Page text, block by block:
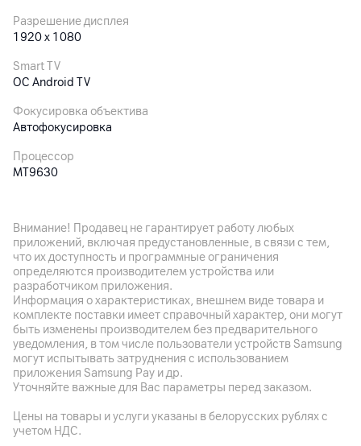
Разрешение дисплея
1920 x 1080
Smart TV
ОС Android TV
Фокусировка объектива
Автофокусировка
Процессор
MT9630
Встроенная память
16ГБ
Тип оперативной памяти
DDR3
Оперативная память
2ГБ
Уровень шума
≤ 30 дБ(A) (в режиме кинотеатра при температуре
окружающей среды 25 °C)
Внимание! Продавец не гарантирует работу любых
приложений, включая предустановленные, в связи с тем,
что их доступность и программные ограничения
определяются производителем устройства или
разработчиком приложения.
Информация о характеристиках, внешнем виде товара и
комплекте поставки имеет справочный характер, они могут
быть изменены производителем без предварительного
уведомления, в том числе пользователи устройств Samsung
могут испытывать затруднения с использованием
приложения Samsung Pay и др.
Уточняйте важные для Вас параметры перед заказом.
Цены на товары и услуги указаны в белорусских рублях с
учетом НДС.